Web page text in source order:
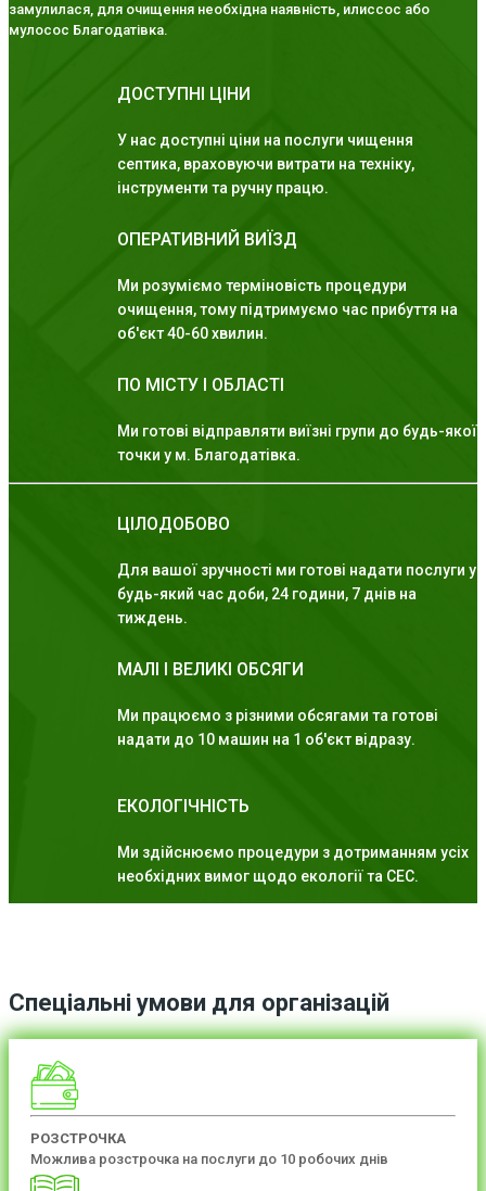
замулилася, для очищення необхідна наявність, илиссос або
мулосос Благодатівка.
ДОСТУПНІ ЦІНИ
У нас доступні ціни на послуги чищення
септика, враховуючи витрати на техніку,
інструменти та ручну працю.
ОПЕРАТИВНИЙ ВИЇЗД
Ми розуміємо терміновість процедури
очищення, тому підтримуємо час прибуття на
об'єкт 40-60 хвилин.
ПО МІСТУ І ОБЛАСТІ
Ми готові відправляти виїзні групи до будь-якої
точки у м. Благодатівка.
ЦІЛОДОБОВО
Для вашої зручності ми готові надати послуги у
будь-який час доби, 24 години, 7 днів на
тиждень.
МАЛІ І ВЕЛИКІ ОБСЯГИ
Ми працюємо з різними обсягами та готові
надати до 10 машин на 1 об'єкт відразу.
ЕКОЛОГІЧНІСТЬ
Ми здійснюємо процедури з дотриманням усіх
необхідних вимог щодо екології та СЕС.
Спеціальні умови для організацій
РОЗСТРОЧКА
Можлива розстрочка на послуги до 10 робочих днів